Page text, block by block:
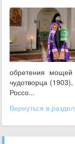
обретения мощей
чудотворца
Россо...
Вернуться в